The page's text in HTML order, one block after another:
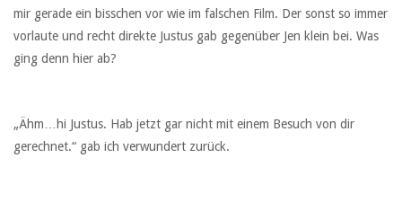
mir gerade ein bisschen vor wie im falschen Film. Der sonst so immer
vorlaute und recht direkte Justus gab gegenüber Jen klein bei. Was
ging denn hier ab?
„Ähm…hi Justus. Hab jetzt gar nicht mit einem Besuch von dir
gerechnet.“ gab ich verwundert zurück.